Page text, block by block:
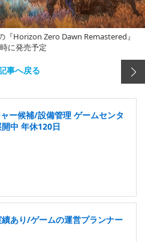
Horizon Zero Dawn Remastered』
に発売予定
事へ戻る
ー候補/設備管理 ゲームセンタ
中 年休120日
あり/ゲームの運営プランナー